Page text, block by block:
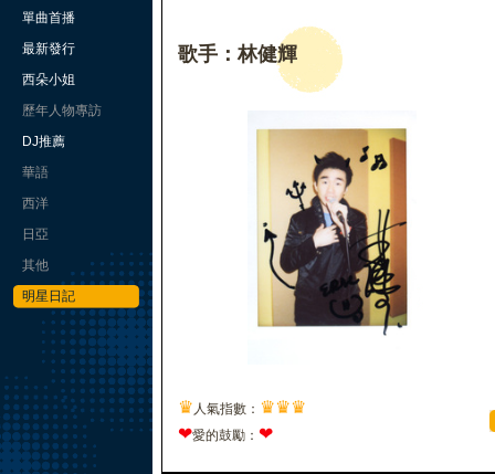
單曲首播
最新發行
西朵小姐
歷年人物專訪
DJ推薦
華語
西洋
日亞
其他
明星日記
歌手：林健輝
♛ 人氣指數： ♛♛♛
❤愛的鼓勵： ❤